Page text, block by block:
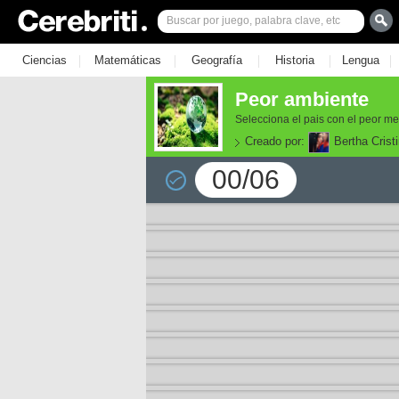
Ciencias | Matemáticas | Geografía | Historia | Lengua |
Peor ambiente
Selecciona el pais con el peor
Creado por: Bertha
00/06